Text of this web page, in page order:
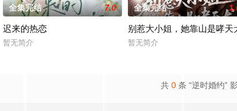
全集完结 7.0
迟来的热恋
暂无简介
全集完结
别惹大小姐，她靠山是哮天
暂无简介
共 0 条 “逆时婚约”